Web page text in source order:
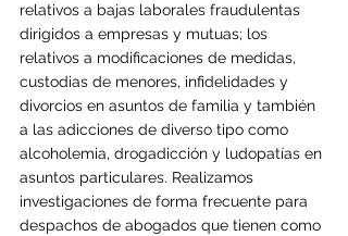
relativos a bajas laborales fraudulentas
dirigidos a empresas y mutuas; los
relativos a modificaciones de medidas,
custodias de menores, infidelidades y
divorcios en asuntos de familia y también
a las adicciones de diverso tipo como
alcoholemia, drogadicción y ludopatías en
asuntos particulares. Realizamos
investigaciones de forma frecuente para
despachos de abogados que tienen como